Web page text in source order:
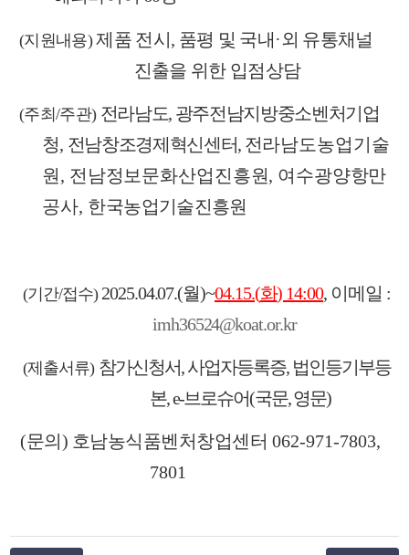
(지원내용) 제품 전시, 품평 및 국내·외 유통채널
진출을 위한 입점상담
(주최/주관) 전라남도, 광주전남지방중소벤처기업
청, 전남창조경제혁신센터, 전라남도농업기술
원 , 전남정보문화산업진흥원, 여수광양항만
공사, 한국농업기술진흥원
(기간/접수) 2025.04.07.(월)~04.15.(화) 14:00, 이메일 :
imh36524@koat.or.kr
(제출서류) 참가신청서,사업자등록증, 법인등기부등
본, e-브로슈어(국문,영문)
(문의) 호남농식품벤처창업센터 062-971-7803,
7801